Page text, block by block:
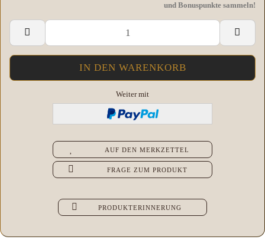
und Bonuspunkte sammeln!
Weiter mit
AUF DEN MERKZETTEL
FRAGE ZUM PRODUKT
PRODUKTERINNERUNG